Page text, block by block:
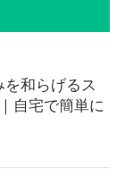
を和らげるス
自宅で簡単に